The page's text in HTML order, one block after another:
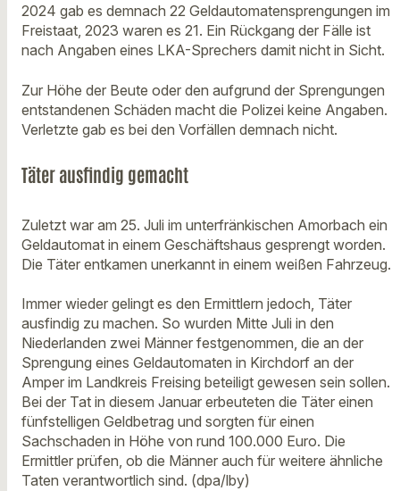
2024 gab es demnach 22 Geldautomatensprengungen im
Freistaat, 2023 waren es 21. Ein Rückgang der Fälle ist
nach Angaben eines LKA-Sprechers damit nicht in Sicht.
Zur Höhe der Beute oder den aufgrund der Sprengungen
entstandenen Schäden macht die Polizei keine Angaben.
Verletzte gab es bei den Vorfällen demnach nicht.
Täter ausfindig gemacht
Zuletzt war am 25. Juli im unterfränkischen Amorbach ein
Geldautomat in einem Geschäftshaus gesprengt worden.
Die Täter entkamen unerkannt in einem weißen Fahrzeug.
Immer wieder gelingt es den Ermittlern jedoch, Täter
ausfindig zu machen. So wurden Mitte Juli in den
Niederlanden zwei Männer festgenommen, die an der
Sprengung eines Geldautomaten in Kirchdorf an der
Amper im Landkreis Freising beteiligt gewesen sein sollen.
Bei der Tat in diesem Januar erbeuteten die Täter einen
fünfstelligen Geldbetrag und sorgten für einen
Sachschaden in Höhe von rund 100.000 Euro. Die
Ermittler prüfen, ob die Männer auch für weitere ähnliche
Taten verantwortlich sind. (dpa/lby)